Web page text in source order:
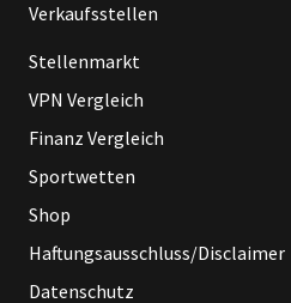
Verkaufsstellen
Stellenmarkt
VPN Vergleich
Finanz Vergleich
Sportwetten
Shop
Haftungsausschluss/Disclaimer
Datenschutz